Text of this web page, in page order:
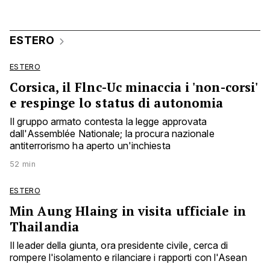
ESTERO
ESTERO
Corsica, il Flnc-Uc minaccia i 'non-corsi'
e respinge lo status di autonomia
Il gruppo armato contesta la legge approvata
dall'Assemblée Nationale; la procura nazionale
antiterrorismo ha aperto un'inchiesta
52 min
ESTERO
Min Aung Hlaing in visita ufficiale in
Thailandia
Il leader della giunta, ora presidente civile, cerca di
rompere l'isolamento e rilanciare i rapporti con l'Asean